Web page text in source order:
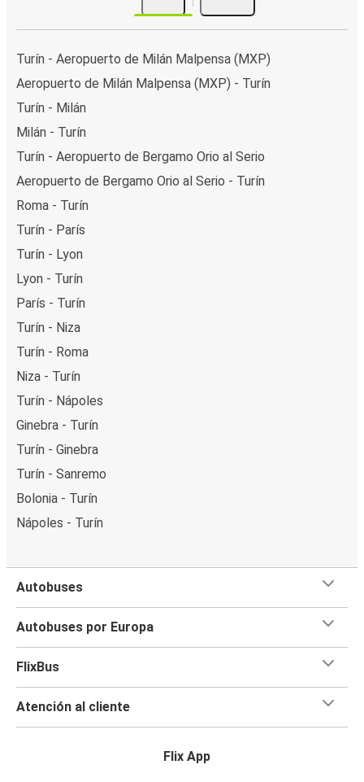
Turín - Aeropuerto de Milán Malpensa (MXP)
Aeropuerto de Milán Malpensa (MXP) - Turín
Turín - Milán
Milán - Turín
Turín - Aeropuerto de Bergamo Orio al Serio
Aeropuerto de Bergamo Orio al Serio - Turín
Roma - Turín
Turín - París
Turín - Lyon
Lyon - Turín
París - Turín
Turín - Niza
Turín - Roma
Niza - Turín
Turín - Nápoles
Ginebra - Turín
Turín - Ginebra
Turín - Sanremo
Bolonia - Turín
Nápoles - Turín
Autobuses
Autobuses por Europa
FlixBus
Atención al cliente
Flix App